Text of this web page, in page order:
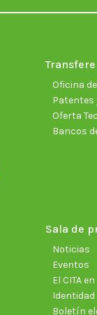
Oficina
Patentes
Oferta
Bancos
Sala de
Noticias
Eventos
El CITA
Boletín